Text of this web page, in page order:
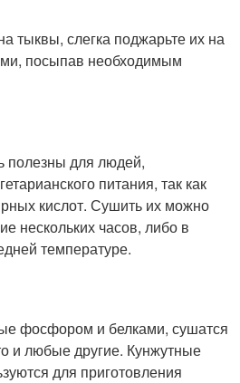
тыквы, слегка поджарьте их на
посыпав необходимым
полезны для людей,
питания, так как
кислот. Сушить их можно
нескольких часов, либо в
температуре.
фосфором и белками, сушатся
и любые другие. Кунжутные
для приготовления